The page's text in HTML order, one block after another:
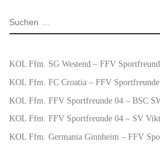
KOL Ffm. SG Westend – FFV
KOL Ffm. FC Croatia – FFV
KOL Ffm. FFV Sportfreunde 04 – BSC
KOL Ffm. FFV Sportfreunde 04 – SV
KOL Ffm. Germania Ginnheim – FFV